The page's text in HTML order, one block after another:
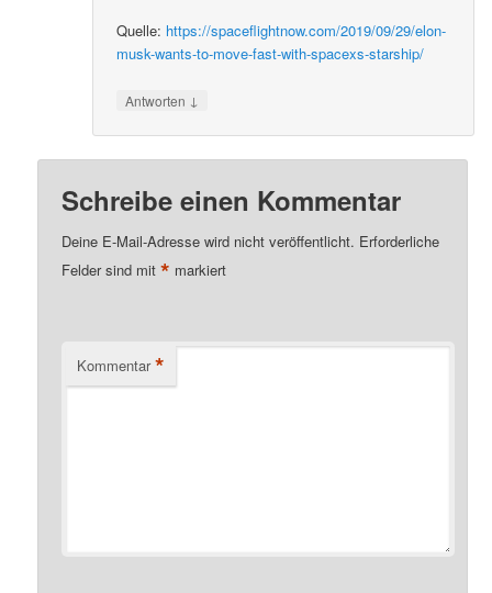
Quelle: https://spaceflightnow.com/2019/09/29/elon-
musk-wants-to-move-fast-with-spacexs-starship/
Antworten ↓
Schreibe einen Kommentar
Deine E-Mail-Adresse wird nicht veröffentlicht. Erforderliche
Felder sind mit* markiert
Kommentar *